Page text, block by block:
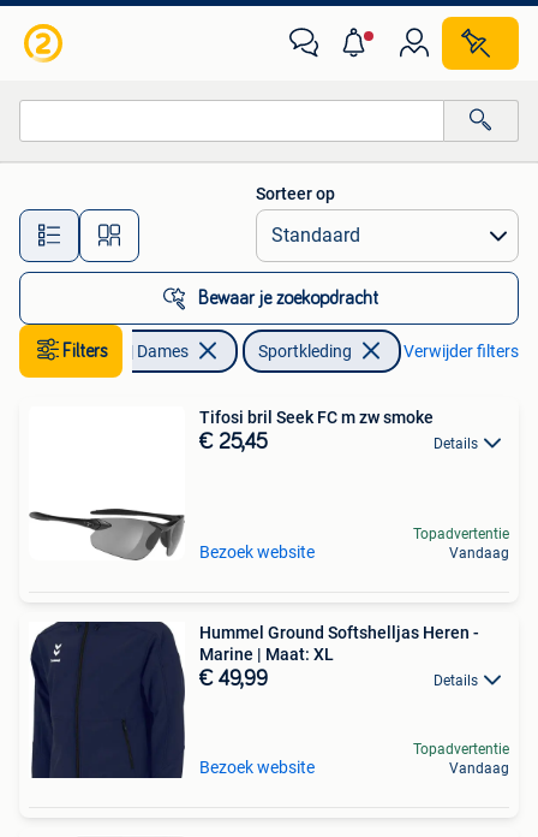
Alle afstanden…
Sorteer op
Bewaar je zoekopdracht
Filters
Kleding | Dames Sportkleding Verwijder filters
Tifosi bril Seek FC m zw smoke
€ 25,45 Details
Bezoek website
Topadvertentie
Vandaag
Hummel Ground Softshelljas Heren -
Marine | Maat: XL
€ 49,99 Details
Bezoek website
Topadvertentie
Vandaag